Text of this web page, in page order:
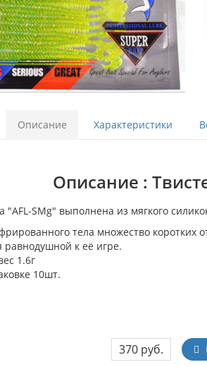
Описание Характеристики
Описание :
SMg" выполнена из мягкого
тела множество коротких
равнодушной к её игре.
1.6г
10шт.
370 руб.